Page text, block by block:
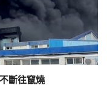
斷往竄燒